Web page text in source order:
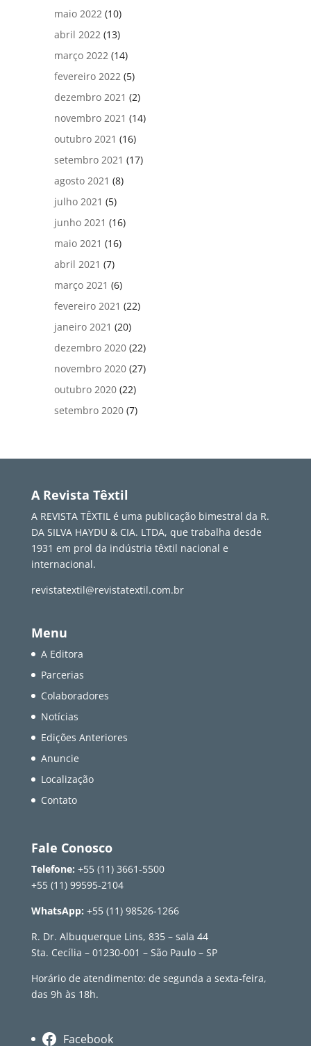
maio 2022 (10)
abril 2022 (13)
março 2022 (14)
fevereiro 2022 (5)
dezembro 2021 (2)
novembro 2021 (14)
outubro 2021 (16)
setembro 2021 (17)
agosto 2021 (8)
julho 2021 (5)
junho 2021 (16)
maio 2021 (16)
abril 2021 (7)
março 2021 (6)
fevereiro 2021 (22)
janeiro 2021 (20)
dezembro 2020 (22)
novembro 2020 (27)
outubro 2020 (22)
setembro 2020 (7)
A Revista Têxtil
A REVISTA TÊXTIL é uma publicação bimestral da R.
DA SILVA HAYDU & CIA. LTDA, que trabalha desde
1931 em prol da indústria têxtil nacional e
internacional.
revistatextil@revistatextil.com.br
Menu
A Editora
Parcerias
Colaboradores
Notícias
Edições Anteriores
Anuncie
Localização
Contato
Fale Conosco
Telefone: +55 (11) 3661-5500
+55 (11) 99595-2104
WhatsApp: +55 (11) 98526-1266
R. Dr. Albuquerque Lins, 835 – sala 44
Sta. Cecília – 01230-001 – São Paulo – SP
Horário de atendimento: de segunda a sexta-feira,
das 9h às 18h.
Facebook